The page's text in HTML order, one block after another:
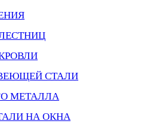
СТАЛИ
МЕТАЛЛА
НА ОКНА